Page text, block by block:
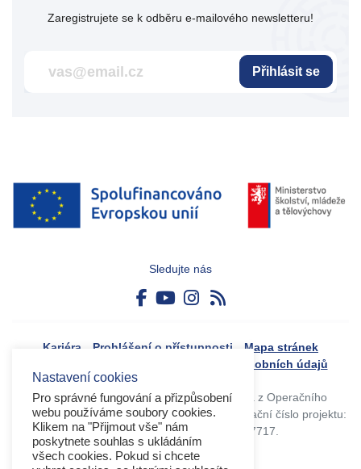
Zaregistrujete se k odběru e-mailového newsletteru!
Přihlásit se
Sledujte nás
Kariéra Prohlášení o přístupnosti
Mapa stránek
Zásady ochrany osobních údajů
Tvorba webového portálu byla financovaná z Operačního
programu Výzkum, vývoj a vzdělávání. Registrační číslo projektu:
CZ.02.4.125/0.0/0.0/17_045/0017717.
Nastavení cookies
Pro správné fungování a přizpůsobení
webu používáme soubory cookies.
Klikem na "Přijmout vše" nám
poskytnete souhlas s ukládáním
všech cookies. Pokud si chcete